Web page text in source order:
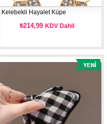
Kelebekli Hayalet Küpe
₺214,99KDV Dahil